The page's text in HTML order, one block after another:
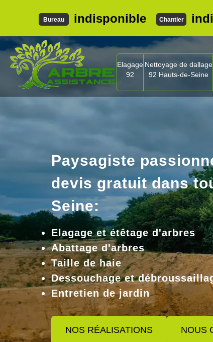
Bureau indisponible Chantier
Elagage
92
Nettoyage de dallage
92 Hauts-de-Seine
Paysagiste
devis gratuit dans
Seine:
Elagage et étêtage d'arbres
Abattage d'arbres
Taille de haie
Dessouchage et
Entretien de jardin
NOS RÉALISATIONS NOUS